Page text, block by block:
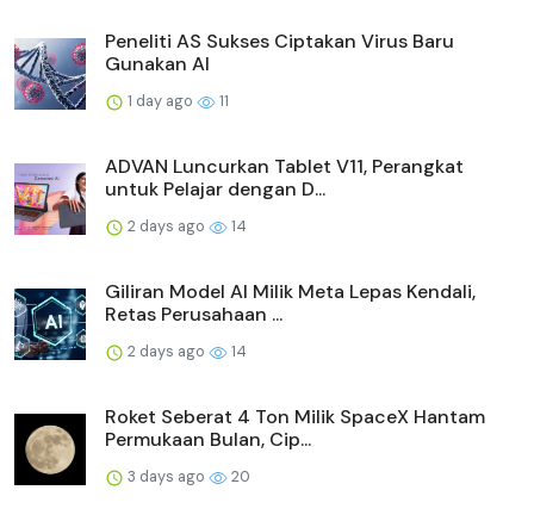
Peneliti AS Sukses Ciptakan Virus Baru
Gunakan AI
1 day ago 11
ADVAN Luncurkan Tablet V11, Perangkat
untuk Pelajar dengan D...
2 days ago 14
Giliran Model AI Milik Meta Lepas Kendali,
Retas Perusahaan ...
2 days ago 14
Roket Seberat 4 Ton Milik SpaceX Hantam
Permukaan Bulan, Cip...
3 days ago 20